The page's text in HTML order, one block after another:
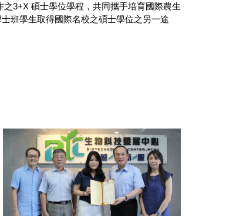
3+X 碩士學位學程，共同攜手培育國際農生
士班學生取得國際名校之碩士學位之另一途